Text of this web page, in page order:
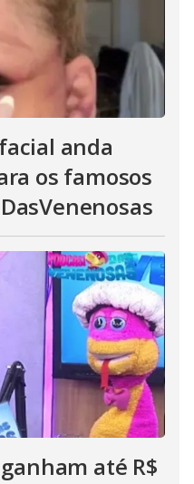
anda
os famosos
até R$